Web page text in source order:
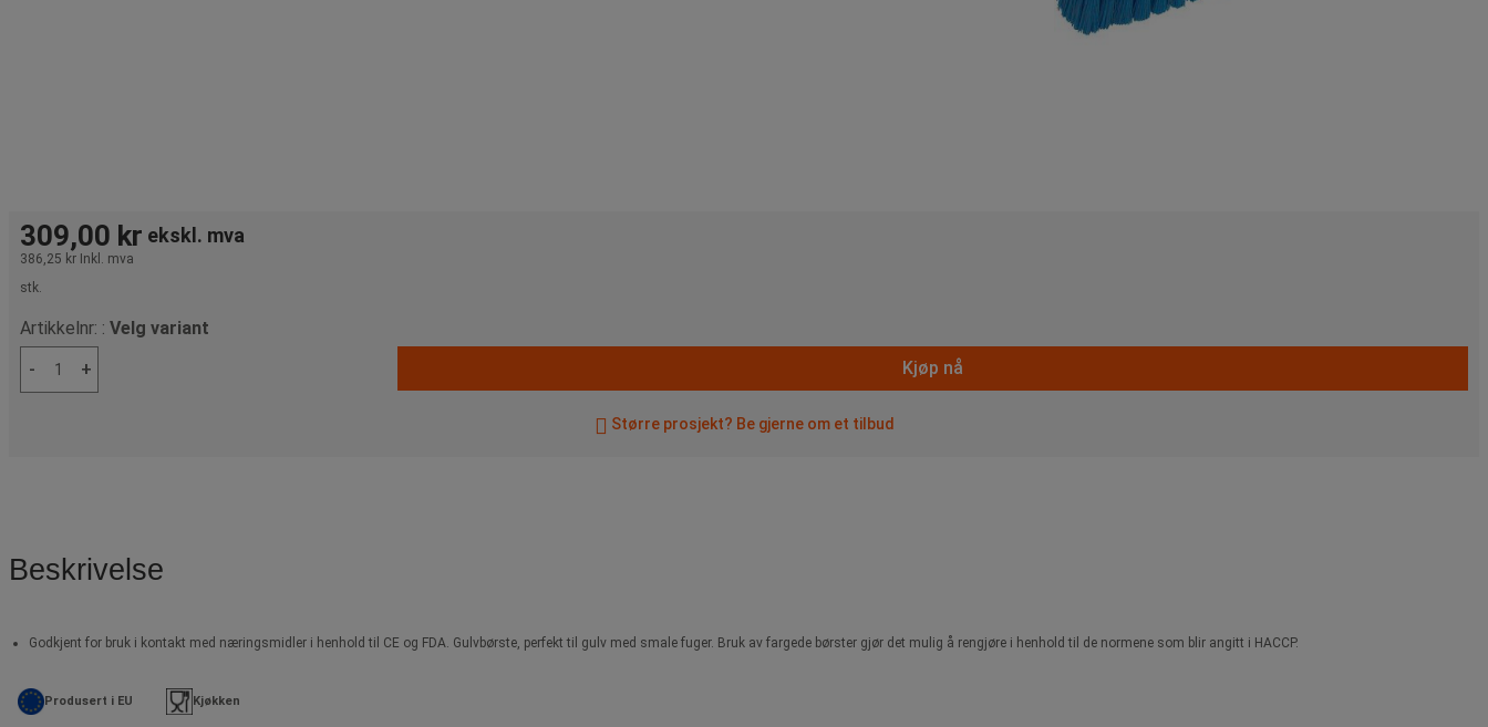
309,00 kr ekskl. mva
386,25 kr Inkl. mva
stk.
Artikkelnr: : Velg variant
-
+ Kjøp nå
Større prosjekt? Be gjerne om et tilbud
Beskrivelse
Godkjent for bruk i kontakt med næringsmidler i henhold til CE og FDA. Gulvbørste, perfekt til gulv med smale fuger. Bruk av fargede børster gjør det mulig å rengjøre i henhold til de normene som blir angitt i HACCP.
Produsert i EU Kjøkken